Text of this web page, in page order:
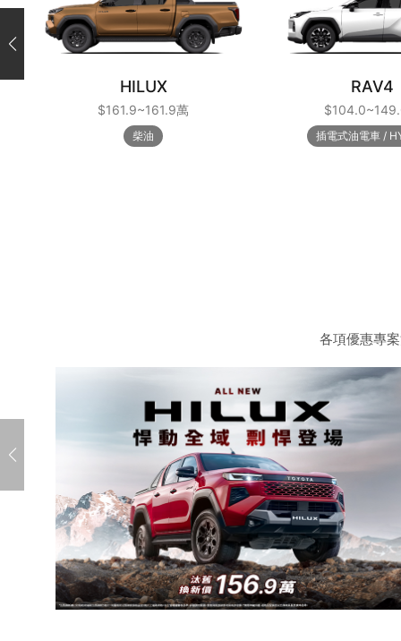
HILUX
$161.9~161.9萬
柴油
RAV4
插電式油電車
各項優惠專